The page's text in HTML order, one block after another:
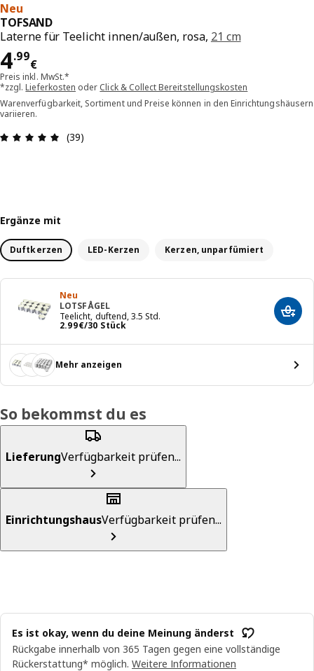
Neu
TOFSAND
Laterne für Teelicht innen/außen, rosa, 21 cm
4.99
€
Preis 4.99€
Preis inkl. MwSt.*
*zzgl.Lieferkosten oder Click & Collect Bereitstellungskosten
Warenverfügbarkeit, Sortiment und Preise können in den Einrichtungshäusern
variieren.
Bewertung: 4.9 von 5 Sterne Alle Bewertungen:
(39)
Ergänze mit
Duftkerzen LED-Kerzen Kerzen, unparfümiert
Neu
LOTSFÅGEL
Teelicht, duftend, 3.5 Std.
2.99€/30 Stück
Preis 2.99€/30 Stück
In
Mehr anzeigen
So bekommst du es
LieferungVerfügbarkeit prüfen...
EinrichtungshausVerfügbarkeit prüfen...
Es ist okay, wenn du deine Meinung änderst
Rückgabe innerhalb von 365 Tagen gegen eine vollständige
Rückerstattung* möglich. Weitere Informationen